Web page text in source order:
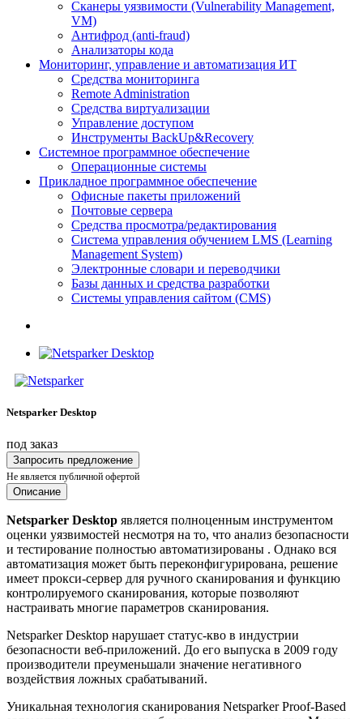
Сканеры уязвимости (Vulnerability Management,
VM)
Антифрод (anti-fraud)
Анализаторы кода
Мониторинг, управление и автоматизация ИТ
Средства мониторинга
Remote Administration
Средства виртуализации
Управление доступом
Инструменты BackUp&Recovery
Системное программное обеспечение
Операционные системы
Прикладное программное обеспечение
Офисные пакеты приложений
Почтовые сервера
Средства просмотра/редактирования
Система управления обучением LMS (Learning
Management System)
Электронные словари и переводчики
Базы данных и средства разработки
Системы управления сайтом (CMS)
Netsparker Desktop
под заказ
Запросить предложение
Не является публичной офертой
Описание
Netsparker Desktop является полноценным инструментом
оценки уязвимостей несмотря на то, что анализ безопасности
и тестирование полностью автоматизированы . Однако вся
автоматизация может быть переконфигурирована, решение
имеет прокси-сервер для ручного сканирования и функцию
контролируемого сканирования, которые позволяют
настраивать многие параметров сканирования.
Netsparker Desktop нарушает статус-кво в индустрии
безопасности веб-приложений. До его выпуска в 2009 году
производители преуменьшали значение негативного
воздействия ложных срабатываний.
Уникальная технология сканирования Netsparker Proof-Based